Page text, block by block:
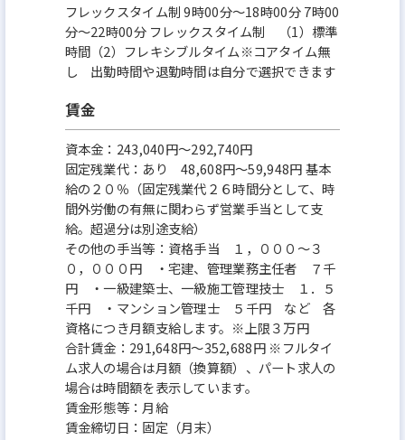
フレックスタイム制 9時00分〜18時00分 7時00
分〜22時00分 フレックスタイム制 （1）標準
時間（2）フレキシブルタイム※コアタイム無
し 出勤時間や退勤時間は自分で選択できます
賃金
資本金：243,040円〜292,740円
固定残業代：あり 48,608円～59,948円 基本
給の２０％（固定残業代２６時間分として、時
間外労働の有無に関わらず営業手当として支
給。超過分は別途支給）
その他の手当等：資格手当 １，０００～３
０，０００円 ・宅建、管理業務主任者 ７千
円 ・一級建築士、一級施工管理技士 １．５
千円 ・マンション管理士 ５千円 など 各
資格につき月額支給します。※上限３万円
合計賃金：291,648円～352,688円 ※フルタイ
ム求人の場合は月額（換算額）、パート求人の
場合は時間額を表示しています。
賃金形態等：月給
賃金締切日：固定（月末）